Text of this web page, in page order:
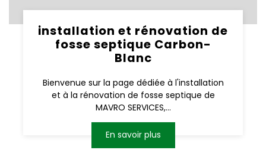
installation et rénovation de
fosse septique Carbon-
Blanc
Bienvenue sur la page dédiée à l'installation
et à la rénovation de fosse septique de
MAVRO SERVICES,...
En savoir plus